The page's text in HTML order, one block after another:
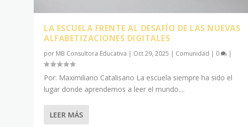
LA ESCUELA FRENTE AL DESAFÍO DE LAS NUEVAS
ALFABETIZACIONES DIGITALES
por MB Consultora Educativa | Oct 29, 2025 | Comunidad | 0 |
Por: Maximiliano Catalisano La escuela siempre ha sido el
lugar donde aprendemos a leer el mundo....
LEER MÁS